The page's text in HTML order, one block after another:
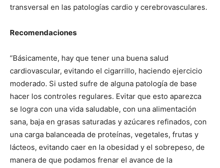
transversal en las patologías cardio y cerebrovasculares.
Recomendaciones
“Básicamente, hay que tener una buena salud
cardiovascular, evitando el cigarrillo, haciendo ejercicio
moderado. Si usted sufre de alguna patología de base
hacer los controles regulares. Evitar que esto aparezca
se logra con una vida saludable, con una alimentación
sana, baja en grasas saturadas y azúcares refinados, con
una carga balanceada de proteínas, vegetales, frutas y
lácteos, evitando caer en la obesidad y el sobrepeso, de
manera de que podamos frenar el avance de la